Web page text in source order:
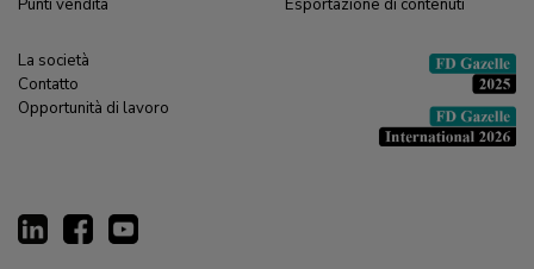
Punti vendita
Esportazione di contenuti
La società
Contatto
Opportunità di lavoro